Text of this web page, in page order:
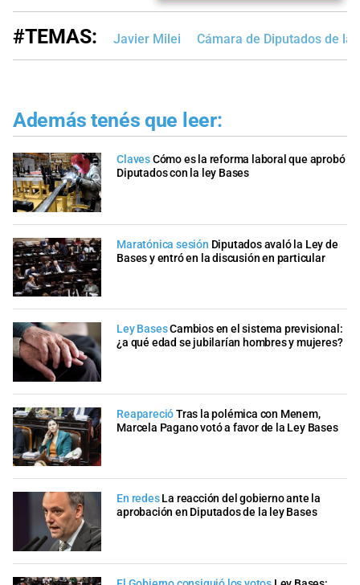
#TEMAS: Javier Milei Cámara de Diputados de la
Además tenés que leer:
ClavesCómo es la reforma laboral que aprobó
Diputados con la ley Bases
Maratónica sesión Diputados avaló la Ley de
Bases y entró en la discusión en particular
Ley BasesCambios en el sistema previsional:
¿a qué edad se jubilarían hombres y mujeres?
ReaparecióTras la polémica con Menem,
Marcela Pagano votó a favor de la Ley Bases
En redes La reacción del gobierno ante la
aprobación en Diputados de la ley Bases